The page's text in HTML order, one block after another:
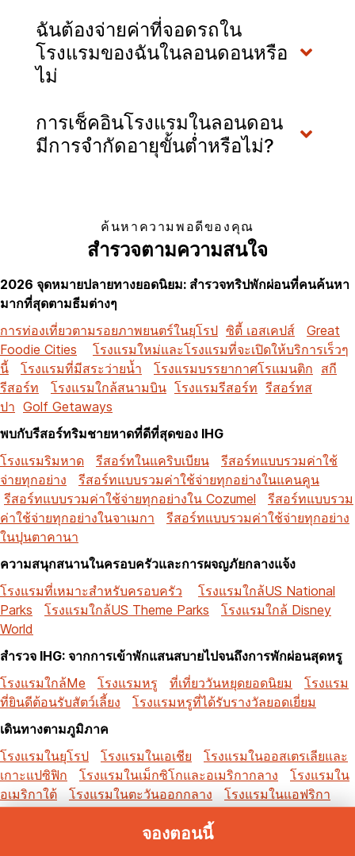
จองตอนนี้
ฉันต้องจ่ายค่าที่จอดรถใน
โรงแรมของฉันในลอนดอนหรือ
ไม่
การเช็คอินโรงแรมในลอนดอน
มีการจำกัดอายุขั้นต่ำหรือไม่?
ค้นหาความพอดีของคุณ
สำรวจตามความสนใจ
2026 จุดหมายปลายทางยอดนิยม: สำรวจทริปพักผ่อนที่คนค้นหา
มากที่สุดตามธีมต่างๆ
การท่องเที่ยวตามรอยภาพยนตร์ในยุโรป ซิตี้ เอสเคปส์
Great
Foodie Cities
โรงแรมใหม่และโรงแรมที่จะเปิดให้บริการเร็วๆ
นี้
โรงแรมที่มีสระว่ายน้ำ โรงแรมบรรยากาศโรแมนติก สกี
รีสอร์ท
โรงแรมใกล้สนามบิน โรงแรมรีสอร์ท รีสอร์ทส
ปา Golf Getaways
พบกับรีสอร์ทริมชายหาดที่ดีที่สุดของ IHG
โรงแรมริมหาด
รีสอร์ทในแคริบเบียน
รีสอร์ทแบบรวมค่าใช้
จ่ายทุกอย่าง
รีสอร์ทแบบรวมค่าใช้จ่ายทุกอย่างในแคนคูน
รีสอร์ทแบบรวมค่าใช้จ่ายทุกอย่างใน Cozumel
รีสอร์ทแบบรวม
ค่าใช้จ่ายทุกอย่างในจาเมกา
รีสอร์ทแบบรวมค่าใช้จ่ายทุกอย่าง
ในปุนตาคานา
ความสนุกสนานในครอบครัวและการผจญภัยกลางแจ้ง
โรงแรมที่เหมาะสำหรับครอบครัว
โรงแรมใกล้US National
Parks
โรงแรมใกล้US Theme Parks
โรงแรมใกล้ Disney
World
สำรวจ IHG: จากการเข้าพักแสนสบายไปจนถึงการพักผ่อนสุดหรู
โรงแรมใกล้Me
โรงแรมหรู ที่เที่ยววันหยุดยอดนิยม
โรงแรม
ที่ยินดีต้อนรับสัตว์เลี้ยง
โรงแรมหรูที่ได้รับรางวัลยอดเยี่ยม
เดินทางตามภูมิภาค
โรงแรมในยุโรป
โรงแรมในเอเชีย
โรงแรมในออสเตรเลียและ
เกาะแปซิฟิก
โรงแรมในเม็กซิโกและอเมริกากลาง
โรงแรมใน
อเมริกาใต้
โรงแรมในตะวันออกกลาง โรงแรมในแอฟริกา